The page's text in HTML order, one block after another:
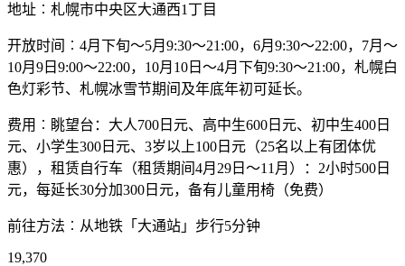
地址︰札幌市中央区大通西1丁目
开放时间︰4月下旬～5月9:30～21:00，6月9:30～22:00，7月～
10月9日9:00～22:00，10月10日～4月下旬9:30～21:00，札幌白
色灯彩节、札幌冰雪节期间及年底年初可延长。
费用︰眺望台：大人700日元、高中生600日元、初中生400日
元、小学生300日元、3岁以上100日元（25名以上有团体优
惠），租赁自行车（租赁期间4月29日～11月）：2小时500日
元，每延长30分加300日元，备有儿童用椅（免费）
前往方法︰从地铁「大通站」步行5分钟
19,370